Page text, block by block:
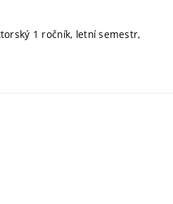
1 ročník, letní semestr,